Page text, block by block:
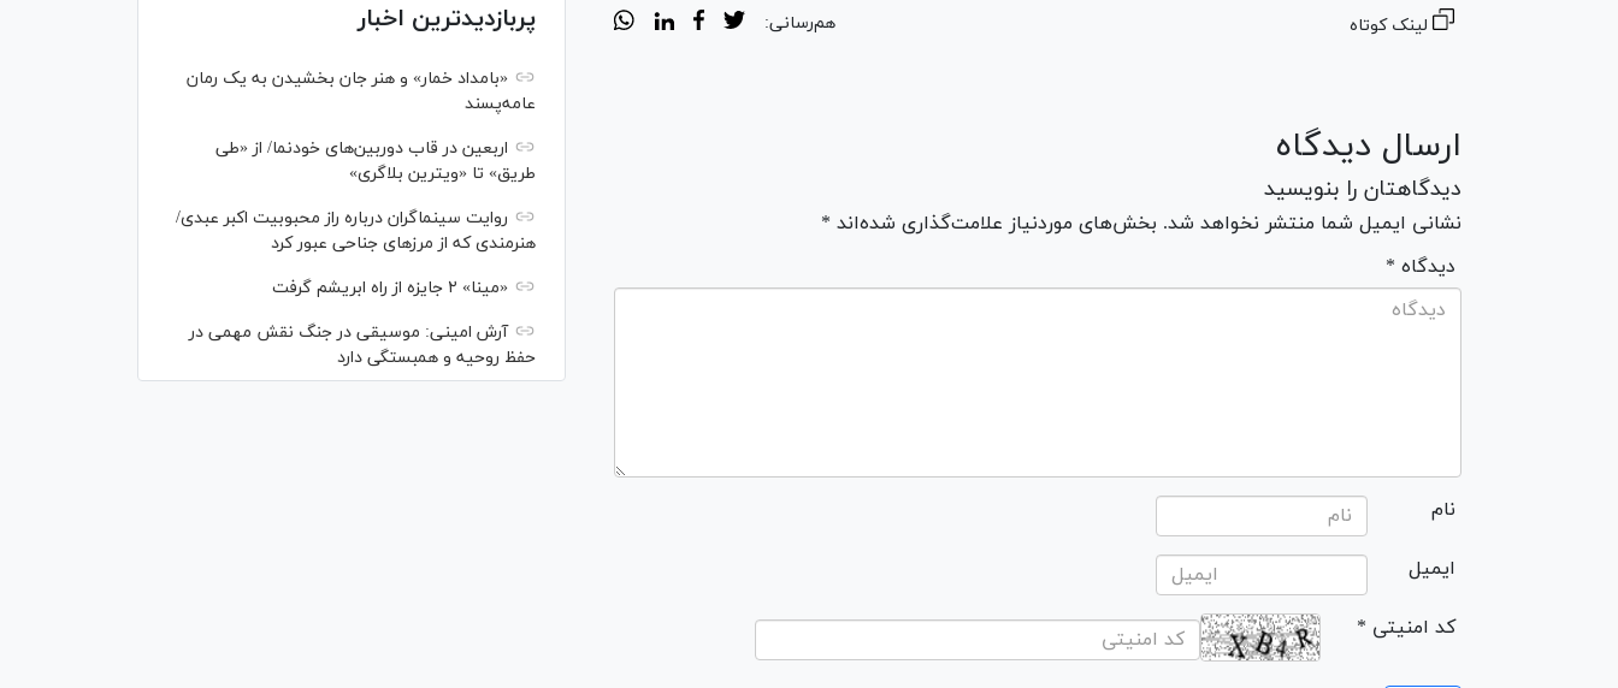
لینک کوتاه هم‌رسانی:
ارسال دیدگاه
دیدگاهتان را بنویسید
نشانی ایمیل شما منتشر نخواهد شد. بخش‌های موردنیاز علامت‌گذاری شده‌اند *
* دیدگاه
نام
ایمیل
* کد امنیتی
پربازدیدترین اخبار
«بامداد خمار» و هنر جان بخشیدن به یک رمان
عامه‌پسند
اربعین در قاب دوربین‌های خودنما/ از «طی
طریق» تا «ویترین بلاگری»
روایت سینماگران درباره راز محبوبیت اکبر عبدی/
هنرمندی که از مرزهای جناحی عبور کرد
«مینا» ۲ جایزه از راه ابریشم گرفت
آرش امینی: موسیقی در جنگ نقش مهمی در
حفظ روحیه و همبستگی دارد